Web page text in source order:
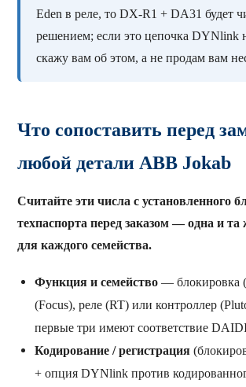
Eden в реле, то DX-R1 + DA31 будет
решением; если это цепочка DYNlink
скажу вам об этом, а не продам вам
Что сопоставить перед
любой детали ABB Jokab
Считайте эти числа с установленного
техпаспорта перед заказом — одна и
для каждого семейства.
Функция и семейство — блокировка
(Focus), реле (RT) или контроллер
первые три имеют соответствие
Кодирование / регистрация
+ опция DYNlink против